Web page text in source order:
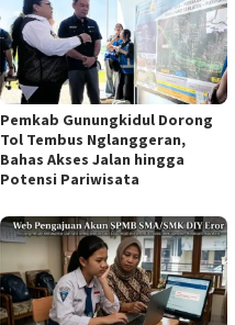
Pemkab Gunungkidul Dorong
Tol Tembus Nglanggeran,
Bahas Akses Jalan hingga
Potensi Pariwisata